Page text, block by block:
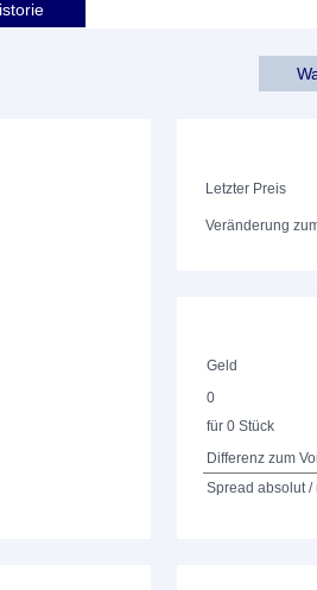
Letzter Preis
Veränderung
Geld
0
für 0 Stück
Differenz zum
Spread absolut /